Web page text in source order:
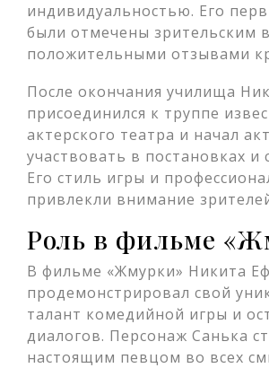
индивидуальностью. Его
были отмечены зрительским
положительными отзывами
После окончания училища
присоединился к труппе
актерского театра и начал
участвовать в постановках и
Его стиль игры и
привлекли внимание
Роль в фильме
В фильме «Жмурки» Никита
продемонстрировал свой
талант комедийной игры и
диалогов. Персонаж Санька
настоящим певцом во всех